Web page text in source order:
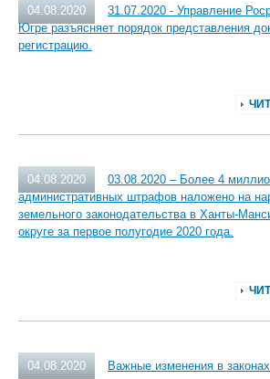
04.08.2020
31.07.2020 - Управление
Югре разъясняет порядок представления
регистрацию.
04.08.2020
03.08.2020 – Более 4
административных штрафов наложено на
земельного законодательства в Ханты-
округе за первое полугодие 2020 года.
04.08.2020 Важные изменения в